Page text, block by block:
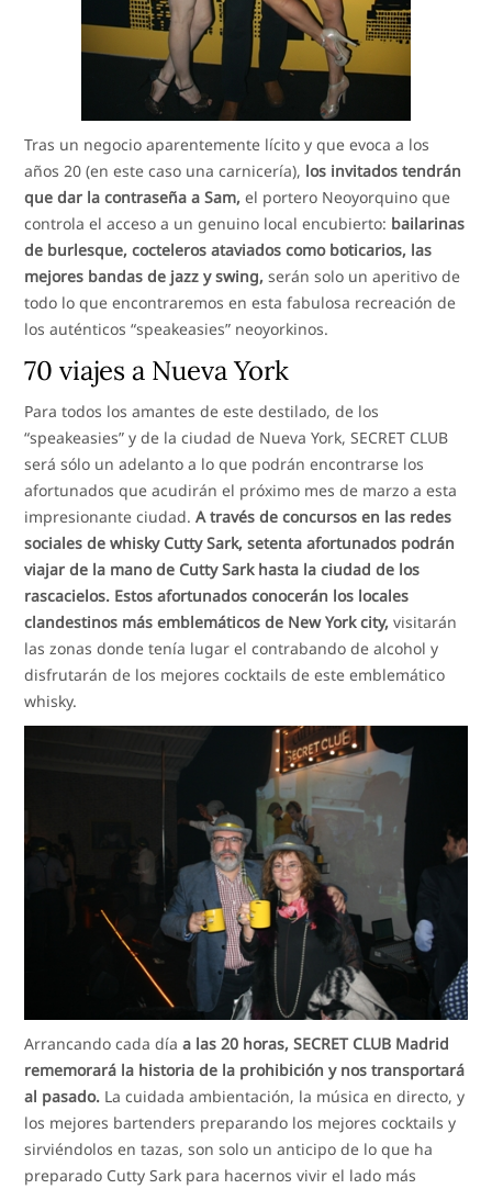
Tras un negocio aparentemente lícito y que evoca a los
años 20 (en este caso una carnicería), los invitados tendrán
que dar la contraseña a Sam, el portero Neoyorquino que
controla el acceso a un genuino local encubierto: bailarinas
de burlesque, cocteleros ataviados como boticarios, las
mejores bandas de jazz y swing, serán solo un aperitivo de
todo lo que encontraremos en esta fabulosa recreación de
los auténticos “speakeasies” neoyorkinos.
70 viajes a Nueva York
Para todos los amantes de este destilado, de los
“speakeasies” y de la ciudad de Nueva York, SECRET CLUB
será sólo un adelanto a lo que podrán encontrarse los
afortunados que acudirán el próximo mes de marzo a esta
impresionante ciudad.A través de concursos en las redes
sociales de whisky Cutty Sark, setenta afortunados podrán
viajar de la mano de Cutty Sark hasta la ciudad de los
rascacielos. Estos afortunados conocerán los locales
clandestinos más emblemáticos de New York city, visitarán
las zonas donde tenía lugar el contrabando de alcohol y
disfrutarán de los mejores cocktails de este emblemático
whisky.
Arrancando cada díaa las 20 horas, SECRET CLUB Madrid
rememorará la historia de la prohibición y nos transportará
al pasado. La cuidada ambientación, la música en directo, y
los mejores bartenders preparando los mejores cocktails y
sirviéndolos en tazas, son solo un anticipo de lo que ha
preparado Cutty Sark para hacernos vivir el lado más